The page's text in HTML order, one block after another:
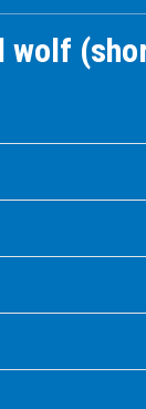
wolf
Ngọc